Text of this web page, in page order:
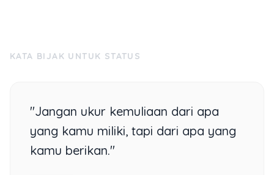
KATA BIJAK UNTUK STATUS
"Jangan ukur kemuliaan dari apa
yang kamu miliki, tapi dari apa yang
kamu berikan."